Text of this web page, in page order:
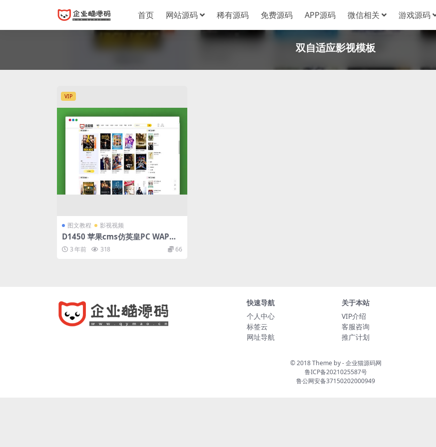
首页 网站源码 稀有源码 免费源码 APP源码 微信相关 游戏源码
双自适应影视模板
VIP
图文教程 影视视频
D1450 苹果cms仿英皇PC WAP双
自适应影视模板
3 年前 318 66
快速导航
个人中心
标签云
网址导航
关于本站
VIP介绍
客服咨询
推广计划
© 2018 Theme by -企业猫源码网
鲁ICP备2021025587号
鲁公网安备37150202000949